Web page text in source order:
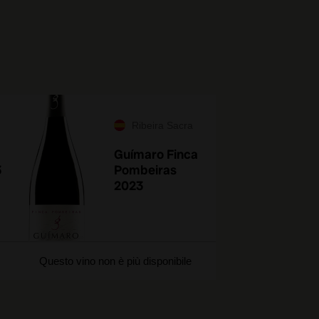
Guímaro Finca
Pombeiras
2023
Questo vino non è più disponibile